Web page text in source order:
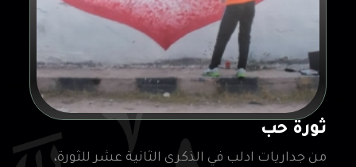
ثورة حب
من جداريات ادلب في الذكرى الثانية عشر للثورة،